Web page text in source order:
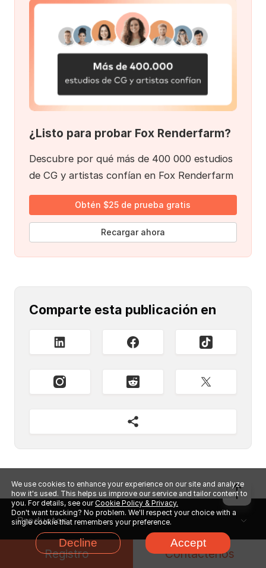
¿Listo para probar Fox Renderfarm?
Descubre por qué más de 400 000 estudios
de CG y artistas confían en Fox Renderfarm
Obtén $25 de prueba gratis
Recargar ahora
Comparte esta publicación en
Productos
Soporte
We use cookies to enhance your experience on our site and analyze
how it's used. This helps us improve our service and tailor content to
you. For details, see ourCookie Policy & Privacy.
Don't want tracking? No problem. We'll respect your choice with a
single cookie that remembers your preference.
Decline Accept
Registro Contáctenos